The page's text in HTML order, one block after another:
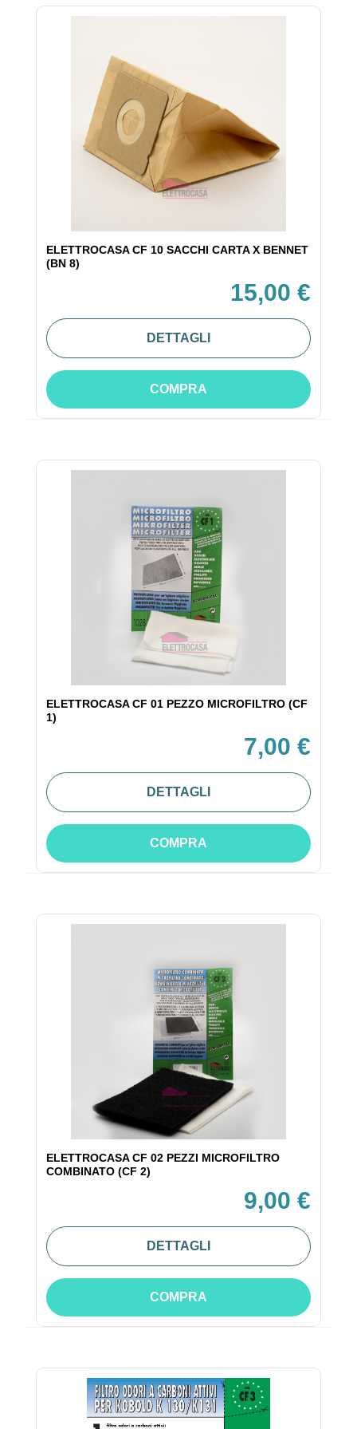
ELETTROCASA CF 10 SACCHI CARTA X BENNET
(BN 8)
15,00 €
DETTAGLI
COMPRA
ELETTROCASA CF 01 PEZZO MICROFILTRO (CF
1)
7,00 €
DETTAGLI
COMPRA
ELETTROCASA CF 02 PEZZI MICROFILTRO
COMBINATO (CF 2)
9,00 €
DETTAGLI
COMPRA